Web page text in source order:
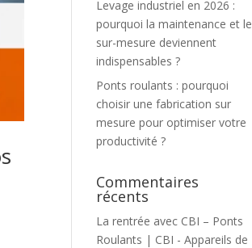
Levage industriel en 2026 :
pourquoi la maintenance et le
sur-mesure deviennent
indispensables ?
Ponts roulants : pourquoi
choisir une fabrication sur
mesure pour optimiser votre
productivité ?
Commentaires
récents
La rentrée avec CBI – Ponts
Roulants | CBI - Appareils de